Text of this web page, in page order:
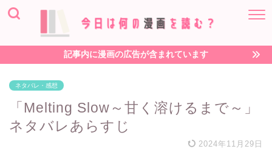
記事内に漫画の広告が含まれています
ネタバレ・感想
「Melting Slow～甘く溶けるまで～」
ネタバレあらすじ
2024年11月29日